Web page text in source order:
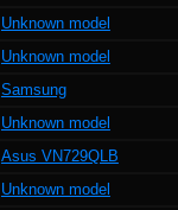
Unknown model
Unknown model
Samsung
Unknown model
Asus VN729QLB
Unknown model